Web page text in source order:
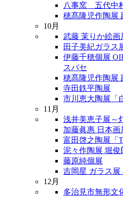
八事窯 五代中
穂髙隆児作陶展
10月
武藤 茉りか絵画
田子美紀ガラス
伊藤千穂個展
スバセ
穂髙隆児作陶展
寺田鉄平陶展
市川恵大陶展「
11月
浅井美恵子展～
加藤眞惠 日本画
富田啓之陶展「
泥々作陶展 堀俊
藤原純個展
吉岡星 ガラス展
12月
多治見市無形文